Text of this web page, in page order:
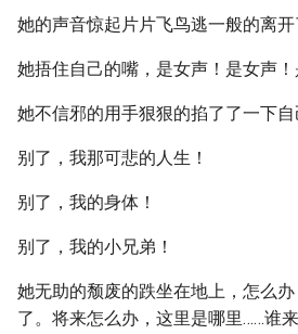
她的声音惊起片片飞鸟逃一般的离开
她捂住自己的嘴，是女声！是女声！
她不信邪的用手狠狠的掐了了一下自
别了，我那可悲的人生！
别了，我的身体！
别了，我的小兄弟！
她无助的颓废的跌坐在地上，怎么
了。将来怎么办，这里是哪里……谁